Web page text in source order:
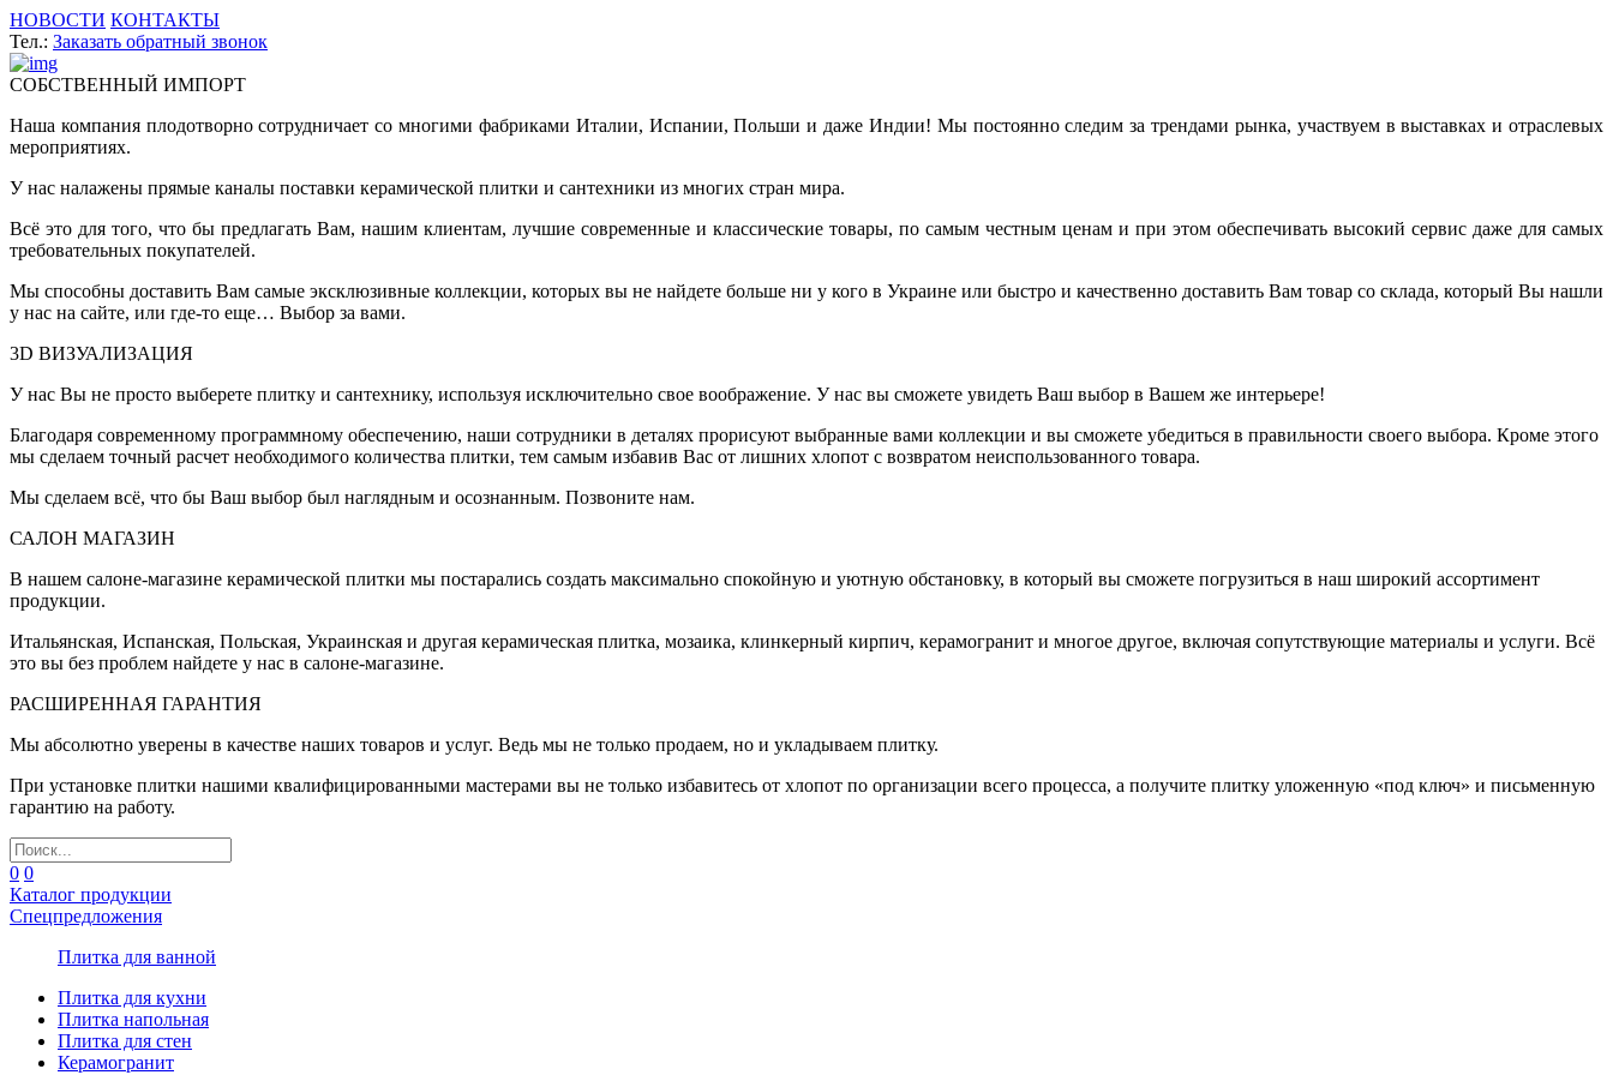
НОВОСТИ КОНТАКТЫ
Тел.: Заказать обратный звонок
СОБСТВЕННЫЙ ИМПОРТ
Наша компания плодотворно сотрудничает со многими фабриками Италии, Испании, Польши и даже Индии! Мы постоянно следим за трендами рынка, участвуем в выставках и отраслевых
мероприятиях.
У нас налажены прямые каналы поставки керамической плитки и сантехники из многих стран мира.
Всё это для того, что бы предлагать Вам, нашим клиентам, лучшие современные и классические товары, по самым честным ценам и при этом обеспечивать высокий сервис даже для самых
требовательных покупателей.
Мы способны доставить Вам самые эксклюзивные коллекции, которых вы не найдете больше ни у кого в Украине или быстро и качественно доставить Вам товар со склада, который Вы нашли
у нас на сайте, или где-то еще… Выбор за вами.
3D ВИЗУАЛИЗАЦИЯ
У нас Вы не просто выберете плитку и сантехнику, используя исключительно свое воображение. У нас вы сможете увидеть Ваш выбор в Вашем же интерьере!
Благодаря современному программному обеспечению, наши сотрудники в деталях прорисуют выбранные вами коллекции и вы сможете убедиться в правильности своего выбора. Кроме этого
мы сделаем точный расчет необходимого количества плитки, тем самым избавив Вас от лишних хлопот с возвратом неиспользованного товара.
Мы сделаем всё, что бы Ваш выбор был наглядным и осознанным. Позвоните нам.
САЛОН МАГАЗИН
В нашем салоне-магазине керамической плитки мы постарались создать максимально спокойную и уютную обстановку, в который вы сможете погрузиться в наш широкий ассортимент
продукции.
Итальянская, Испанская, Польская, Украинская и другая керамическая плитка, мозаика, клинкерный кирпич, керамогранит и многое другое, включая сопутствующие материалы и услуги. Всё
это вы без проблем найдете у нас в салоне-магазине.
РАСШИРЕННАЯ ГАРАНТИЯ
Мы абсолютно уверены в качестве наших товаров и услуг. Ведь мы не только продаем, но и укладываем плитку.
При установке плитки нашими квалифицированными мастерами вы не только избавитесь от хлопот по организации всего процесса, а получите плитку уложенную «под ключ» и письменную
гарантию на работу.
0 0
Каталог продукции
Спецпредложения
Плитка для ванной
Плитка для кухни
Плитка напольная
Плитка для стен
Керамогранит